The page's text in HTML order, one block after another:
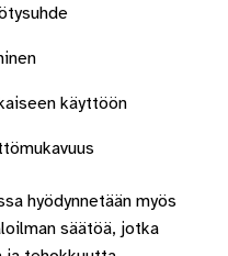
käyttöön
hyödynnetään myös
säätöä, jotka